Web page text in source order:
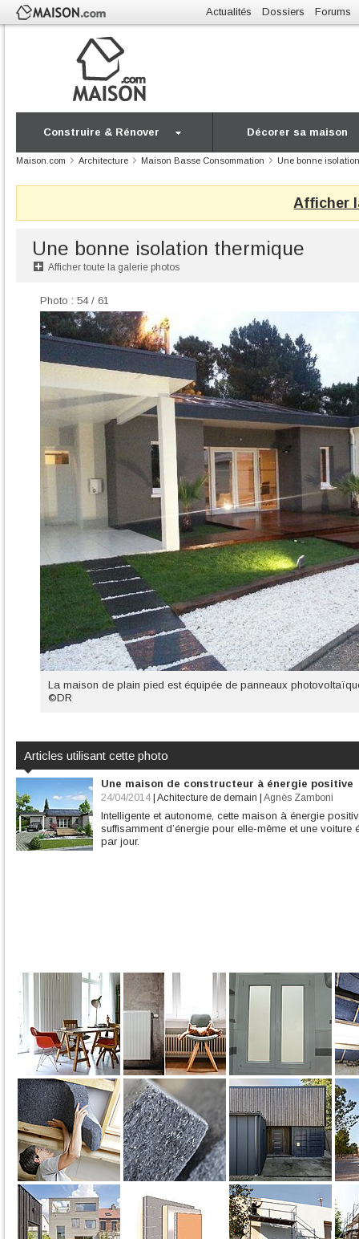
Actualités Dossiers Forums
Construire & Rénover Décorer sa maison
Maison.com Architecture Maison Basse Consommation Une bonne
Afficher
Une bonne isolation thermique
Afficher toute la galerie photos
Photo : 54 / 61
La maison de plain pied est équipée de panneaux
©DR
Articles utilisant cette photo
Une maison de constructeur à énergie positive
24/04/2014 Achitecture de demain Agnès Zamboni
Intelligente et autonome, cette maison à énergie
suffisamment d’énergie pour elle-même et une voiture
par jour.